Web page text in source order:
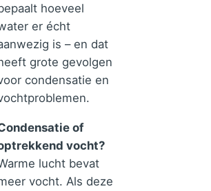
hoeveel
er écht
is – en dat
grote gevolgen
condensatie en
of
vocht?
lucht bevat
vocht. Als deze